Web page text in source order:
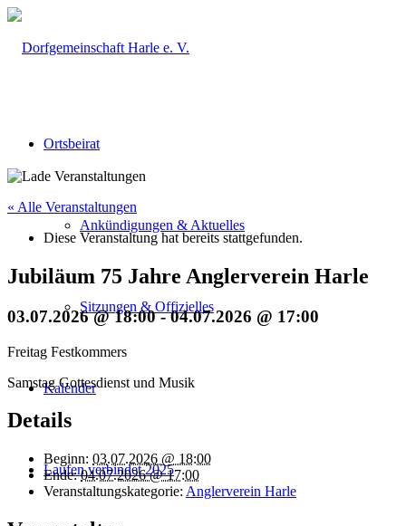
Ortsbeirat
Ankündigungen & Aktuelles
Sitzungen & Offizielles
Kalender
Laufen verbindet 2025
« Alle Veranstaltungen
Diese Veranstaltung hat bereits stattgefunden.
Jubiläum 75 Jahre Anglerverein Harle
03.07.2026 @ 18:00-04.07.2026 @ 17:00
Freitag Festkommers
Samstag Gottesdienst und Musik
Details
Beginn: 03.07.2026 @ 18:00
Ende: 04.07.2026 @ 17:00
Veranstaltungskategorie: Anglerverein Harle